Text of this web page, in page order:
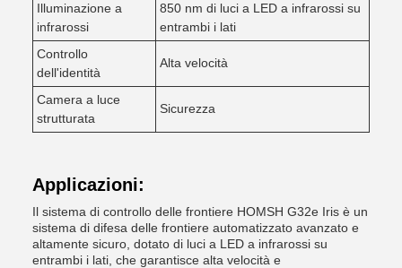
Illuminazione a
infrarossi
850 nm di luci a LED a infrarossi su
entrambi i lati
Controllo
dell'identità
Alta velocità
Camera a luce
strutturata
Sicurezza
Applicazioni:
Il sistema di controllo delle frontiere HOMSH G32e Iris è un
sistema di difesa delle frontiere automatizzato avanzato e
altamente sicuro, dotato di luci a LED a infrarossi su
entrambi i lati, che garantisce alta velocità e